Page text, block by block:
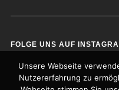
FOLGE UNS AUF
Unsere Webseite
Nutzererfahrung zu